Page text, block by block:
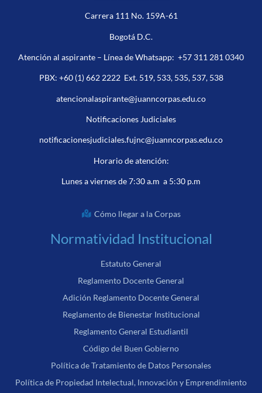
Carrera 111 No. 159A-61
Bogotá D.C.
Atención al aspirante – Línea de Whatsapp: +57 311 281 0340
PBX: +60 (1) 662 2222Ext. 519, 533, 535, 537, 538
atencionalaspirante@juanncorpas.edu.co
Notificaciones Judiciales
notificacionesjudiciales.fujnc@juanncorpas.edu.co
Horario de atención:
Lunes a viernes de 7:30 a.m a 5:30 p.m
Cómo llegar a la Corpas
Normatividad Institucional
Estatuto General
Reglamento Docente General
Adición Reglamento Docente General
Reglamento de Bienestar Institucional
Reglamento General Estudiantil
Código del Buen Gobierno
Política de Tratamiento de Datos Personales
Política de Propiedad Intelectual, Innovación y Emprendimiento